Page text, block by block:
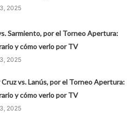
2025
Sarmiento, por el Torneo Apertura:
y cómo verlo por TV
2025
vs. Lanús, por el Torneo Apertura:
y cómo verlo por TV
2025